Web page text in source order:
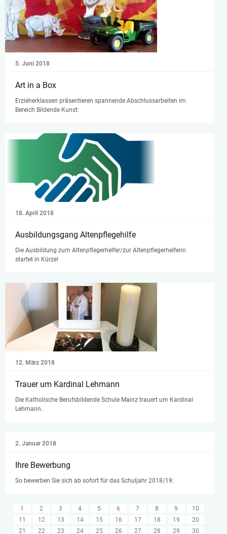
5. Juni 2018
Art in a Box
Erzieherklassen präsentieren spannende Abschlussarbeiten im
Bereich Bildende Kunst:
18. April 2018
Ausbildungsgang Altenpflegehilfe
Die Ausbildung zum Altenpflegerhelfer/zur Altenpflegerhelferin
startet in Kürze!
12. März 2018
Trauer um Kardinal Lehmann
Die Katholische Berufsbildende Schule Mainz trauert um Kardinal
Lehmann.
2. Januar 2018
Ihre Bewerbung
So bewerben Sie sich ab sofort für das Schuljahr 2018/19:
1 2 3 4 5 6 7 8 9
10
11
12 13 14 15 16 17 18 19
20
21
22 23 24 25 26 27 28 29 30